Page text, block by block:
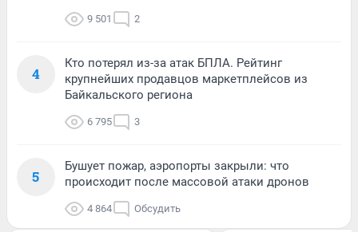
9 501 2
4
Кто потерял из-за атак БПЛА. Рейтинг
крупнейших продавцов маркетплейсов из
Байкальского региона
6 795 3
5
Бушует пожар, аэропорты закрыли: что
происходит после массовой атаки дронов
4 864 Обсудить